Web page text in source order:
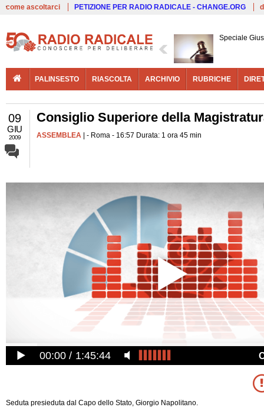
come ascoltarci PETIZIONE PER RADIO RADICALE - CHANGE.ORG
Speciale
PALINSESTO RIASCOLTA ARCHIVIO RUBRICHE
09
GIU
2009
Consiglio Superiore della
ASSEMBLEA | - Roma - 16:57 Durata: 1 ora 45 min
00:00 1:45:44
Seduta presieduta dal Capo dello Stato, Giorgio Napolitano.